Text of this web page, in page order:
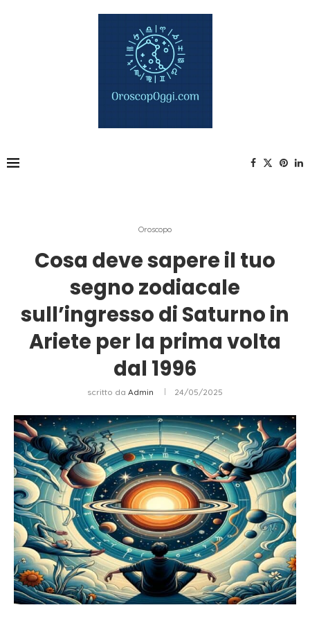
Oroscopo
Cosa deve sapere il tuo
segno zodiacale
sull’ingresso di Saturno in
Ariete per la prima volta
dal 1996
scritto da Admin 24/05/2025